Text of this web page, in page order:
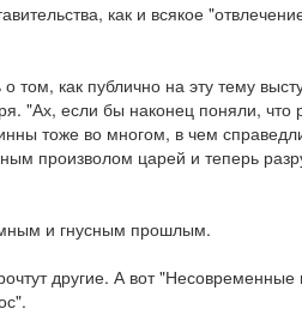
как и всякое
том, как публично на эту тему
"Ах, если бы наконец поняли, что
тоже во многом, в чем
произволом царей и теперь
и гнусным прошлым.
другие. А вот